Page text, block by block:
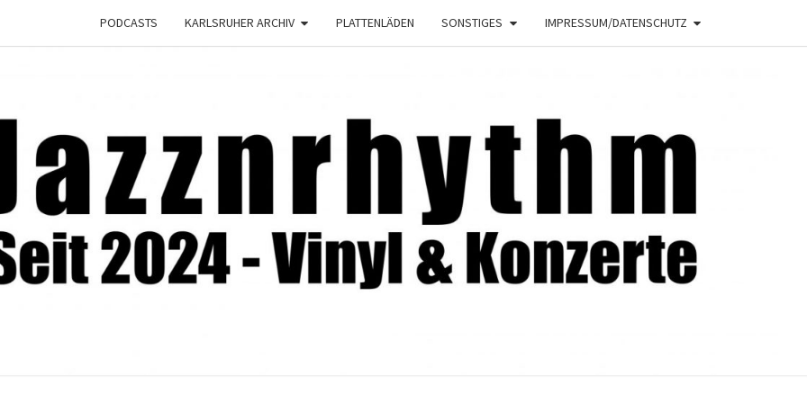
PODCASTS KARLSRUHER ARCHIV PLATTENLÄDEN SONSTIGES IMPRESSUM/DATENSCHUTZ
JAZZNRHYTHM
2024 –
Vinyl &
Konzerte